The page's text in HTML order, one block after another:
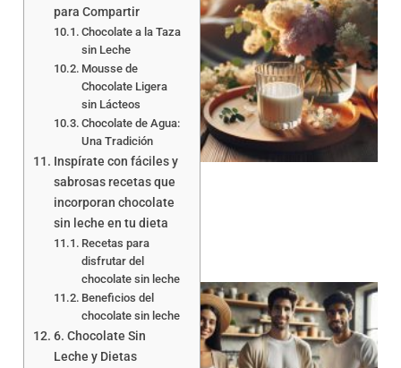
para Compartir
Chocolate a la Taza
sin Leche
Mousse de
Chocolate Ligera
sin Lácteos
Chocolate de Agua:
Una Tradición
Inspírate con fáciles y
sabrosas recetas que
incorporan chocolate
sin leche en tu dieta
Recetas para
disfrutar del
chocolate sin leche
Beneficios del
chocolate sin leche
6. Chocolate Sin
Leche y Dietas